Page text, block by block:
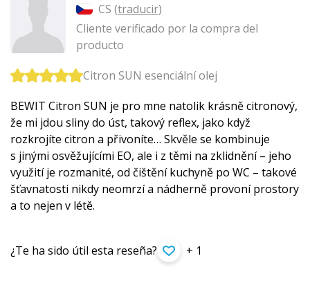
CS (traducir)
Cliente verificado por la compra del
producto
Citron SUN esenciální olej
BEWIT Citron SUN je pro mne natolik krásně citronový,
že mi jdou sliny do úst, takový reflex, jako když
rozkrojíte citron a přivoníte… Skvěle se kombinuje
s jinými osvěžujícími EO, ale i z těmi na zklidnění – jeho
využití je rozmanité, od čištění kuchyně po WC – takové
šťavnatosti nikdy neomrzí a nádherně provoní prostory
a to nejen v létě.
¿Te ha sido útil esta reseña? + 1